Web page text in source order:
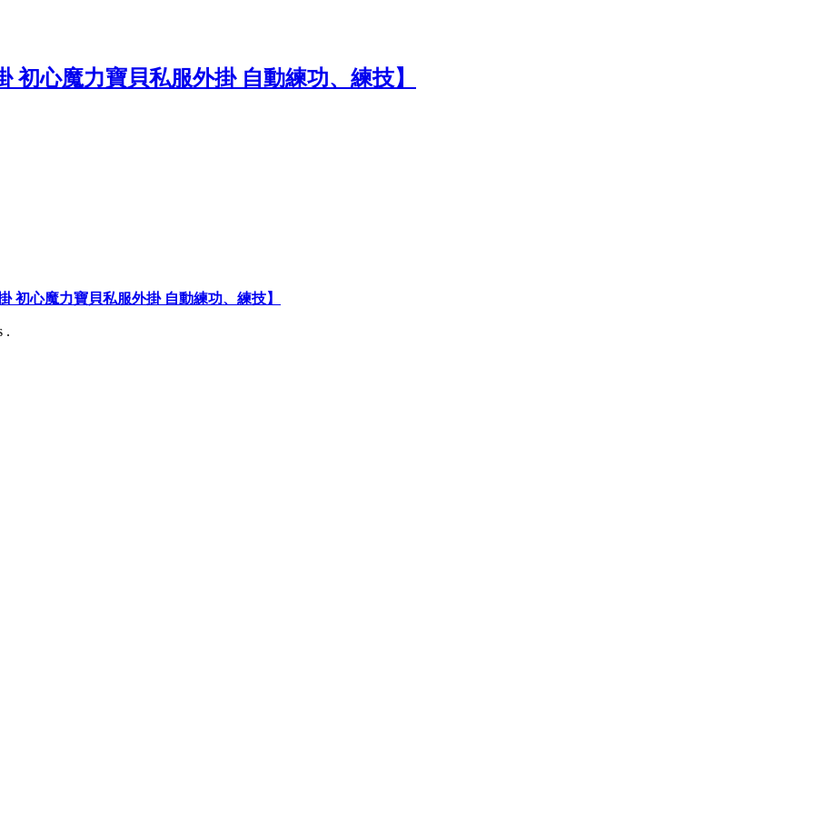
初心魔力寶貝私服外掛 自動練功、練技】
.